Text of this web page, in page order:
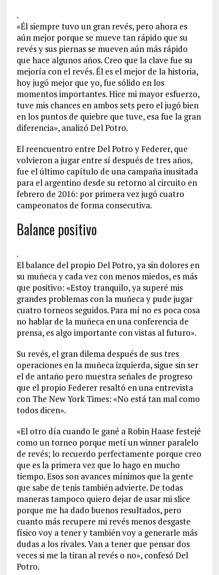
.
«Él siempre tuvo un gran revés, pero ahora es
aún mejor porque se mueve tan rápido que su
revés y sus piernas se mueven aún más rápido
que hace algunos años. Creo que la clave fue su
mejoría con el revés. Él es el mejor de la historia,
hoy jugó mejor que yo, fue sólido en los
momentos importantes. Hice mi mayor esfuerzo,
tuve mis chances en ambos sets pero el jugó bien
en los puntos de quiebre que tuve, esa fue la gran
diferencia», analizó Del Potro.
El reencuentro entre Del Potro y Federer, que
volvieron a jugar entre sí después de tres años,
fue el último capítulo de una campaña inusitada
para el argentino desde su retorno al circuito en
febrero de 2016: por primera vez jugó cuatro
campeonatos de forma consecutiva.
Balance positivo
.
El balance del propio Del Potro, ya sin dolores en
su muñeca y cada vez con menos miedos, es más
que positivo: «Estoy tranquilo, ya superé mis
grandes problemas con la muñeca y pude jugar
cuatro torneos seguidos. Para mí no es poca cosa
no hablar de la muñeca en una conferencia de
prensa, es algo importante con vistas al futuro».
Su revés, el gran dilema después de sus tres
operaciones en la muñeca izquierda, sigue sin ser
el de antaño pero muestra señales de progreso
que el propio Federer resaltó en una entrevista
con The New York Times: «No está tan mal como
todos dicen».
«El otro día cuando le gané a Robin Haase festejé
como un torneo porque metí un winner paralelo
de revés; lo recuerdo perfectamente porque creo
que es la primera vez que lo hago en mucho
tiempo. Esos son avances mínimos que la gente
que sabe de tenis también advierte. De todas
maneras tampoco quiero dejar de usar mi slice
porque me ha dado buenos resultados, pero
cuanto más recupere mi revés menos desgaste
físico voy a tener y también voy a generarle más
dudas a los rivales. Van a tener que pensar dos
veces si me la tiran al revés o no», confesó Del
Potro.